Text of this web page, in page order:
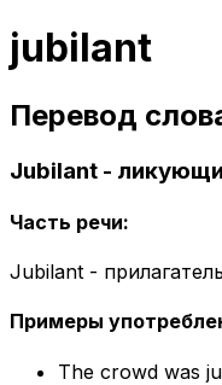
jubilant
Перевод
Jubilant -
Часть речи:
Jubilant -
Примеры
The crowd was